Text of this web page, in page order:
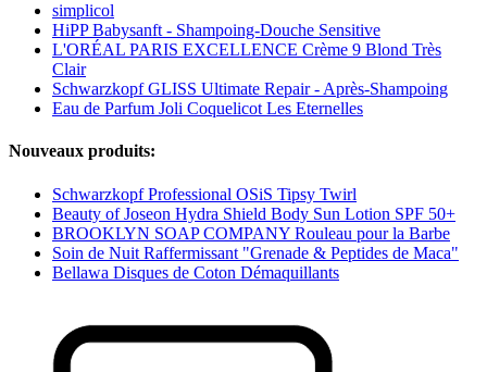
simplicol
HiPP Babysanft - Shampoing-Douche Sensitive
L'ORÉAL PARIS EXCELLENCE Crème 9 Blond Très
Clair
Schwarzkopf GLISS Ultimate Repair - Après-Shampoing
Eau de Parfum Joli Coquelicot Les Eternelles
Nouveaux produits:
Schwarzkopf Professional OSiS Tipsy Twirl
Beauty of Joseon Hydra Shield Body Sun Lotion SPF 50+
BROOKLYN SOAP COMPANY Rouleau pour la Barbe
Soin de Nuit Raffermissant "Grenade & Peptides de Maca"
Bellawa Disques de Coton Démaquillants